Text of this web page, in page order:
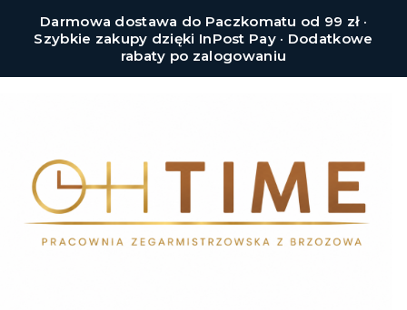
Darmowa dostawa do Paczkomatu od 99 zł ·
Szybkie zakupy dzięki InPost Pay · Dodatkowe
rabaty po zalogowaniu